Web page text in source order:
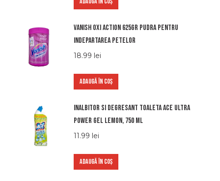
Vanish oxi action 625gr pudra pentru
indepartarea petelor
18.99 lei
ADAUGĂ ÎN COȘ
Inalbitor si degresant toaleta Ace Ultra
Power gel Lemon, 750 ml
11.99 lei
ADAUGĂ ÎN COȘ